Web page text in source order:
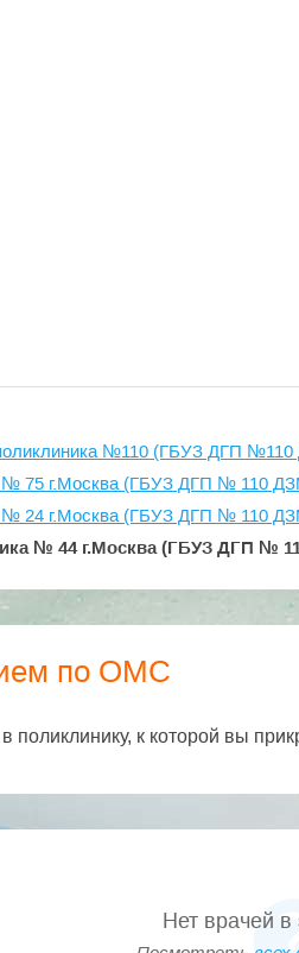
поликлиника №110 (ГБУЗ ДГП
№ 75 г.Москва (ГБУЗ ДГП № 110
№ 24 г.Москва (ГБУЗ ДГП № 110
№ 44 г.Москва (ГБУЗ ДГП
по ОМС
поликлинику, к которой вы
Нет врачей в